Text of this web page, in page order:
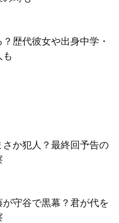
歴代彼女や出身中学・
も
か犯人？最終回予告の
が守谷で黒幕？君が代を